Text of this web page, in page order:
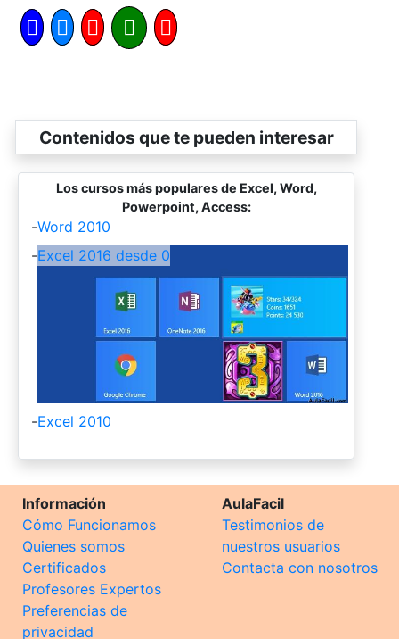
Contenidos que te pueden interesar
Los cursos más populares de Excel, Word,
Powerpoint, Access:
-Word 2010
-Excel 2016 desde 0
-Excel 2010
Información
Cómo Funcionamos
Quienes somos
Certificados
Profesores Expertos
Preferencias de
privacidad
AulaFacil
Testimonios de
nuestros usuarios
Contacta con nosotros